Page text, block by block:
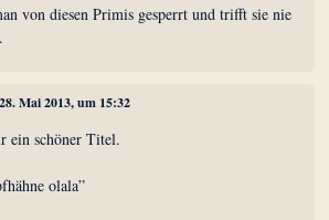
von diesen Primis gesperrt und trifft sie nie
Mai 2013, um 15:32
ein schöner Titel.
olala”